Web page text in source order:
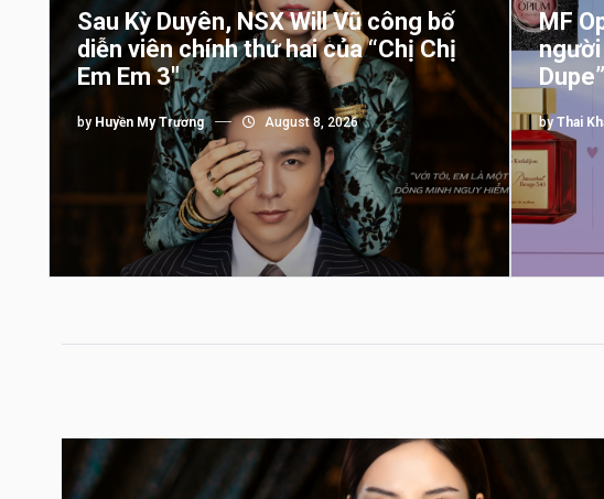
Sau Kỳ Duyên, NSX Will Vũ công bố
diễn viên chính thứ hai của “Chị Chị
Em Em 3″
by Huyền My Trương August 8, 2026
MF
người
by Thai